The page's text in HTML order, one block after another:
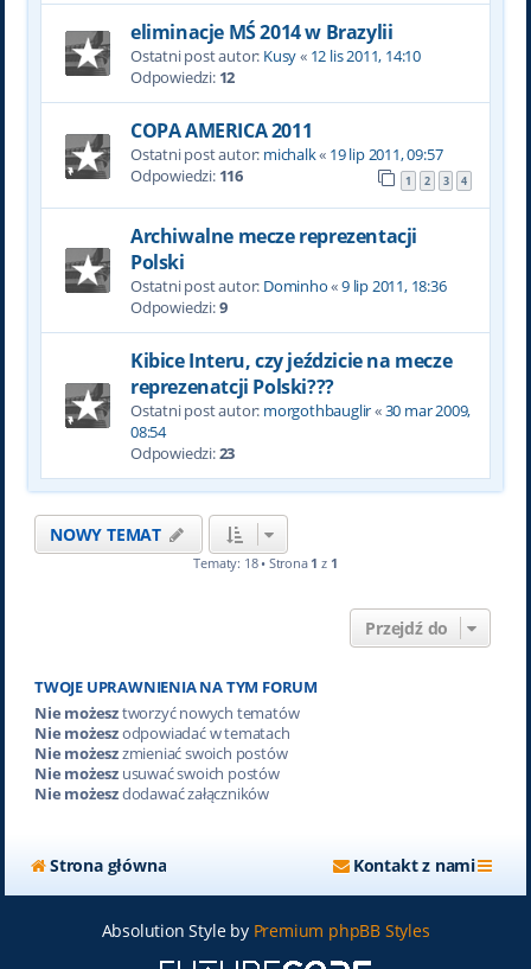
eliminacje MŚ 2014 w Brazylii
Ostatni post autor: Kusy« 12 lis 2011, 14:10
Odpowiedzi: 12
COPA AMERICA 2011
Ostatni post autor: michalk« 19 lip 2011, 09:57
Odpowiedzi: 116 1 2 3 4
Archiwalne mecze reprezentacji
Polski
Ostatni post autor: Dominho«9 lip 2011, 18:36
Odpowiedzi:9
Kibice Interu, czy jeździcie na mecze
reprezenatcji Polski???
Ostatni post autor: morgothbauglir«30 mar 2009,
08:54
Odpowiedzi:23
NOWY TEMAT
Tematy: 18 • Strona 1 z 1
Przejdź do
TWOJE UPRAWNIENIA NA TYM FORUM
Nie możesztworzyć nowych tematów
Nie możeszodpowiadać w tematach
Nie możeszzmieniać swoich postów
Nie możeszusuwać swoich postów
Nie możeszdodawać załączników
Strona główna Kontakt z nami
Absolution Style by Premium phpBB Styles